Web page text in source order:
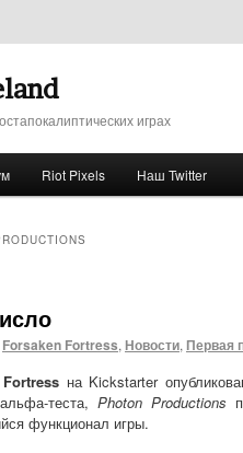
играх
содержимому
Riot Pixels Наш Twitter
Forsaken Fortress, Новости, Первая
на Kickstarter
теста,Photon Productions
функционал игры.